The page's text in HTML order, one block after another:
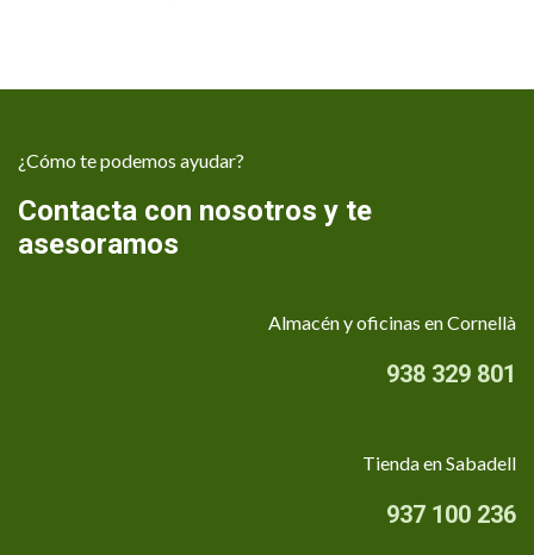
¿Cómo te podemos ayudar?
Contacta con nosotros y te
asesoramos
Almacén y oficinas en Cornellà
938 329 801
Tienda en Sabadell
937 100 236